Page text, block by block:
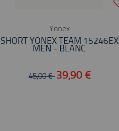
Yonex
SHORT YONEX TEAM 15246EX
MEN - BLANC
45,00 € 39,90 €